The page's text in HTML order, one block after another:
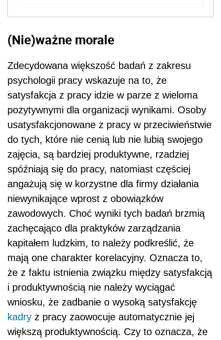
(Nie)ważne morale
Zdecydowana większość badań z zakresu
psychologii pracy wskazuje na to, że
satysfakcja z pracy idzie w parze z wieloma
pozytywnymi dla organizacji wynikami. Osoby
usatysfakcjonowane z pracy w przeciwieństwie
do tych, które nie cenią lub nie lubią swojego
zajęcia, są bardziej produktywne, rzadziej
spóźniają się do pracy, natomiast częściej
angażują się w korzystne dla firmy działania
niewynikające wprost z obowiązków
zawodowych. Choć wyniki tych badań brzmią
zachęcająco dla praktyków zarządzania
kapitałem ludzkim, to należy podkreślić, że
mają one charakter korelacyjny. Oznacza to,
że z faktu istnienia związku między satysfakcją
i produktywnością nie należy wyciągać
wniosku, że zadbanie o wysoką satysfakcję
kadry z pracy zaowocuje automatycznie jej
większą produktywnością. Czy to oznacza, że